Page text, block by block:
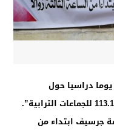
دراسيا حول
21 فبراير 2019 بجماعة جرسيف ابتداء من